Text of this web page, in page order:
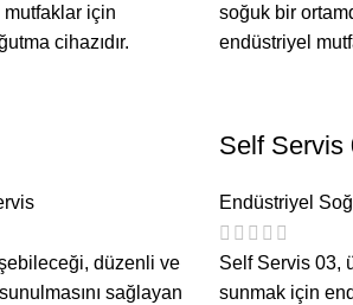
için
cihazıdır.
soğuk bir
endüstriyel
düzenli ve
sağlayan
Self Servis
Endüstriyel
Self Servis 03,
sunmak için